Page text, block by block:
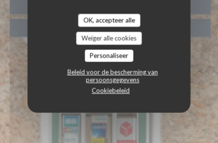
OK, accepteer alle
Weiger alle cookies
Personaliseer
Beleid voor de bescherming van
persoonsgegevens
Cookiebeleid
AFHAAL